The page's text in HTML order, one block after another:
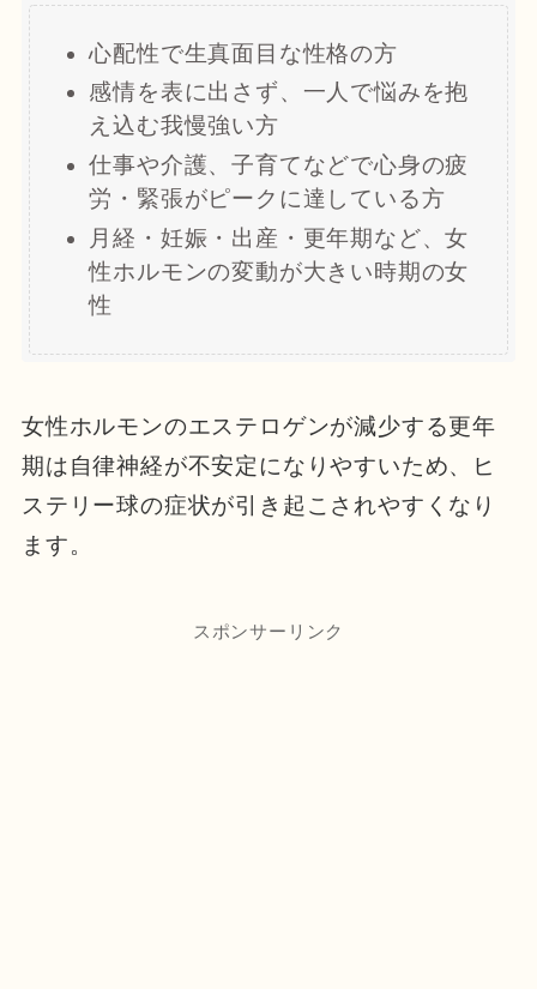
心配性で生真面目な性格の方
感情を表に出さず、一人で悩みを抱
え込む我慢強い方
仕事や介護、子育てなどで心身の疲
労・緊張がピークに達している方
月経・妊娠・出産・更年期など、女
性ホルモンの変動が大きい時期の女
性
女性ホルモンのエステロゲンが減少する更年
期は自律神経が不安定になりやすいため、ヒ
ステリー球の症状が引き起こされやすくなり
ます。
スポンサーリンク